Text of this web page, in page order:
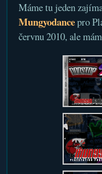
Máme tu jeden
Mungyodancepro
červnu 2010, ale